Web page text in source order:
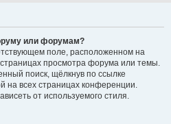
или форумам?
поле, расположенном на
просмотра форума или темы.
поиск, щёлкнув по ссылке
на всех страницах конференции.
от используемого стиля.